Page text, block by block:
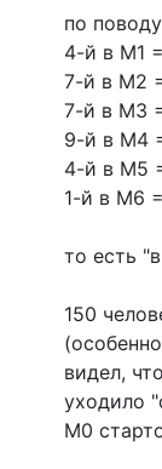
по
4-й в М1
7-й в М2
7-й в М3
9-й в М4
4-й в М5
1-й в М6
то есть
150
видел,
уходило
М0